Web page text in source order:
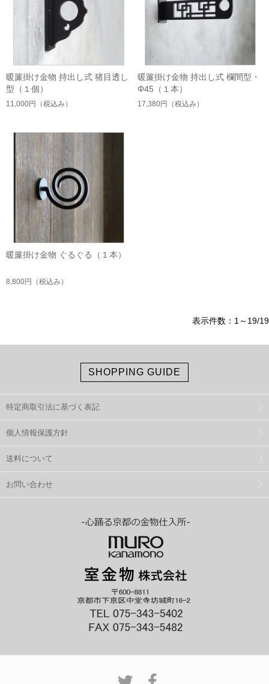
暖簾掛け金物 持出し式 猪目透し
型（１個）
11,000円 （税込み）
暖簾掛け金物 持出し式 欄間型・
Φ45（１本）
17,380円 （税込み）
暖簾掛け金物 ぐるぐる（１本）
8,800円 （税込み）
表示件数：1～19/19
SHOPPING GUIDE
特定商取引法に基づく表記
個人情報保護方針
送料について
お問い合わせ